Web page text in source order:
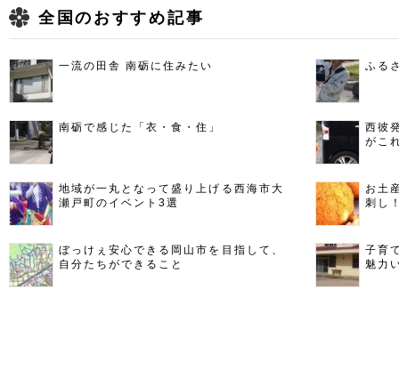
全国のおすすめ記事
一流の田舎 南砺に住みたい ふる
南砺で感じた「衣・食・住」
西彼
がこ
地域が一丸となって盛り上げる西海市大
瀬戸町のイベント3選
お土
刺し
ぼっけぇ安心できる岡山市を目指して、
自分たちができること
子育
魅力